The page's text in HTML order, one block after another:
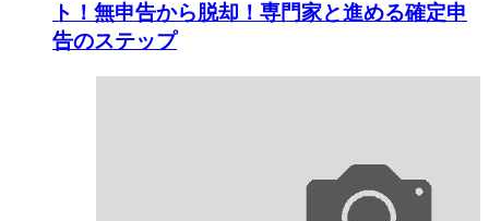
ト！無申告から脱却！専門家と進める確定申
告のステップ